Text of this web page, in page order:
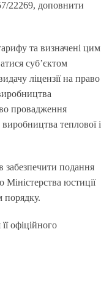
22269, доповнити
та визначені цим
суб’єктом
ліцензії на право
провадження
виробництва теплової і
подання
Міністерства юстиції
порядку.
офіційного